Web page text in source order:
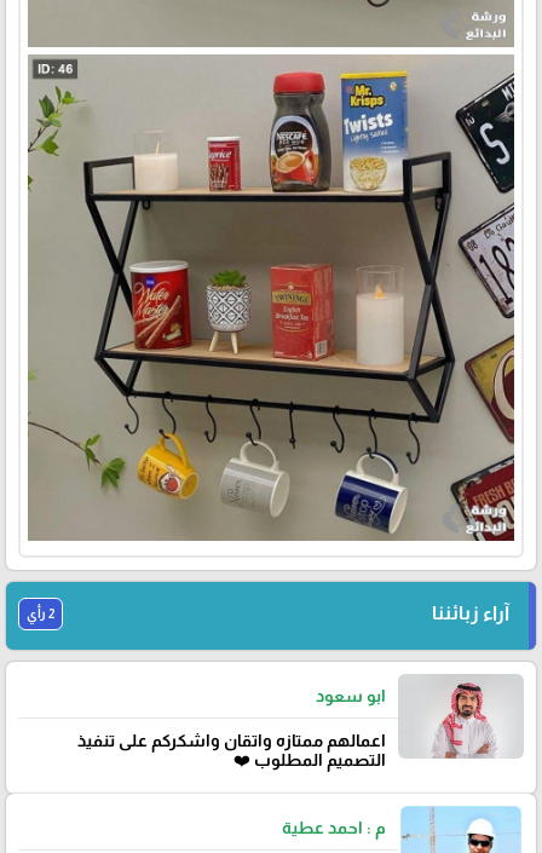
آراء زبائننا 2 رأي
ابو سعود
اعمالهم ممتازه واتقان واشكركم على تنفيذ
التصميم المطلوب ❤️
م : احمد عطية